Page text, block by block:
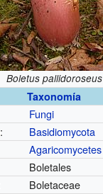
Boletus pallidoroseus
Taxonomía
Fungi
:
Basidiomycota
Agaricomycetes
Boletales
Boletaceae